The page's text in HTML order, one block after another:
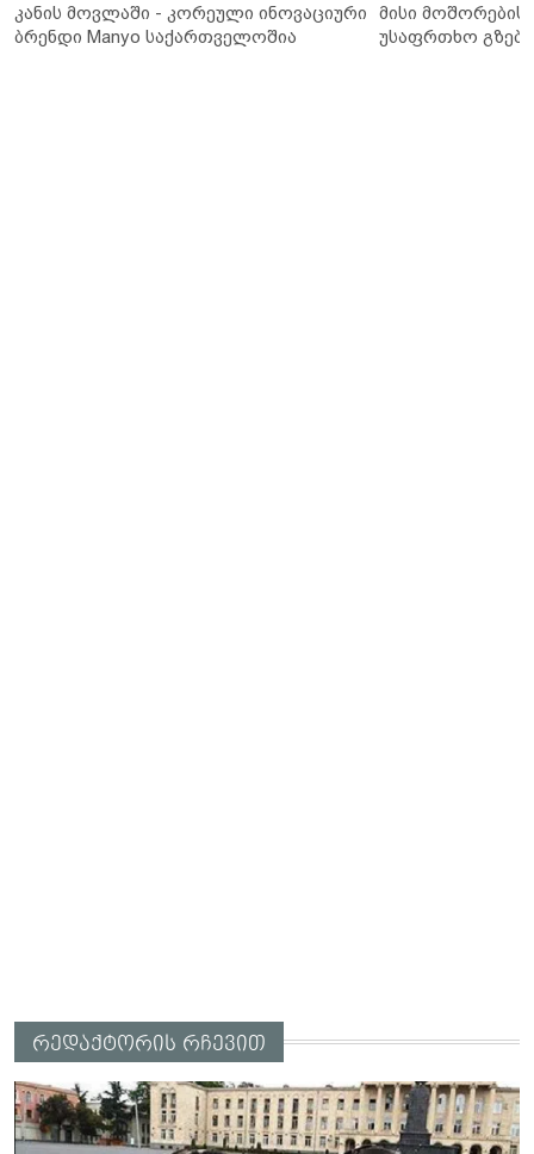
კანის მოვლაში - კორეული ინოვაციური
ბრენდი Manyo საქართველოშია
მისი მოშორების
უსაფრთხო გზები
რედაქტორის რჩევით